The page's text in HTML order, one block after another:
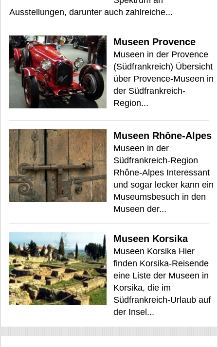
Ausstellungen, darunter auch zahlreiche...
Museen Provence
Museen in der Provence
(Südfrankreich) Übersicht
über Provence-Museen in
der Südfrankreich-
Region...
Museen Rhône-Alpes
Museen in der
Südfrankreich-Region
Rhône-Alpes Interessant
und sogar lecker kann ein
Museumsbesuch in den
Museen der...
Museen Korsika
Museen Korsika Hier
finden Korsika-Reisende
eine Liste der Museen in
Korsika, die im
Südfrankreich-Urlaub auf
der Insel...